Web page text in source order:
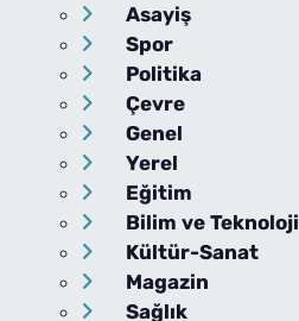
Asayiş
Spor
Politika
Çevre
Genel
Yerel
Eğitim
Bilim ve Teknoloji
Kültür-Sanat
Magazin
Sağlık